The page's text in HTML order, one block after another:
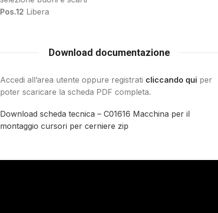
Pos.12 Libera
Download documentazione
Accedi all’area utente oppure registrati cliccando qui per
poter scaricare la scheda PDF completa.
Download scheda tecnica – C01616 Macchina per il
montaggio cursori per cerniere zip